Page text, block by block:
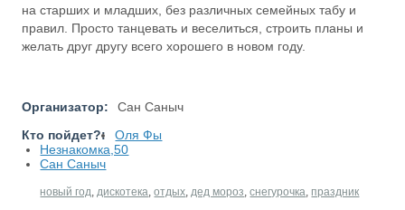
на старших и младших, без различных семейных табу и
правил. Просто танцевать и веселиться, строить планы и
желать друг другу всего хорошего в новом году.
Организатор:
Сан Саныч
Кто пойдет?:
Оля Фы
Незнакомка,50
Сан Саныч
новый год дискотека ,отдых дед мороз ,снегурочка праздник